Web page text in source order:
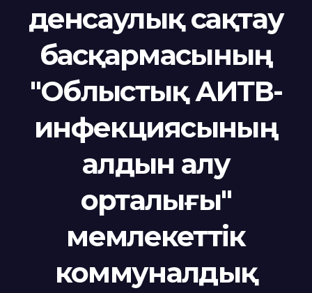
денсаулық сақтау
басқармасының
"Облыстық АИТВ-
инфекциясының
алдын алу
орталығы"
мемлекеттік
коммуналдық